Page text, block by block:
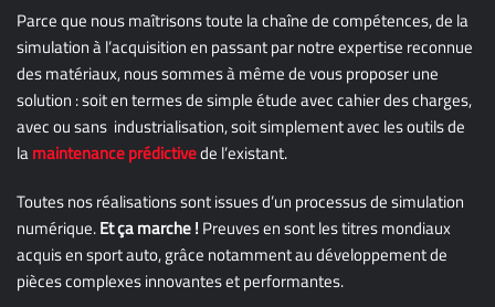
Parce que nous maîtrisons toute la chaîne de compétences, de la
simulation à l’acquisition en passant par notre expertise reconnue
des matériaux, nous sommes à même de vous proposer une
solution : soit en termes de simple étude avec cahier des charges,
avec ou sans industrialisation, soit simplement avec les outils de
lamaintenance prédictivede l’existant.
Toutes nos réalisations sont issues d’un processus de simulation
numérique.Et ça marche ! Preuves en sont les titres mondiaux
acquis en sport auto, grâce notamment au développement de
pièces complexes innovantes et performantes.